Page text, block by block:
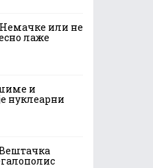
или не
лаже
и
нуклеарни